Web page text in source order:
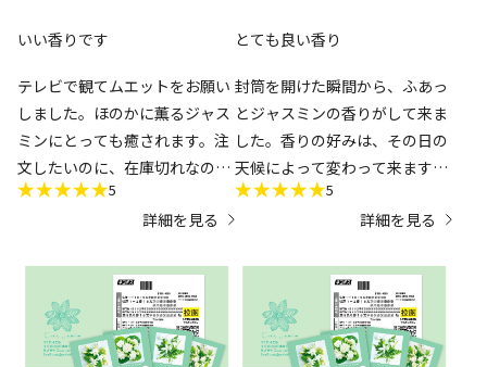
いい香りです
テレビで観てムエットをお願い
しました。ほのかに薫るジャス
ミンにとっても癒されます。注
文したいのに、在庫切れなのが
残念です。
5
詳細を見る
とても良い香り
封筒を開けた瞬間から、ふあっ
とジャスミンの香りがして来ま
した。香りの好みは、その日の
天候によって変わって来ます
が、高温多湿の今の時期は、
NO1かNO3が好みです。
5
詳細を見る